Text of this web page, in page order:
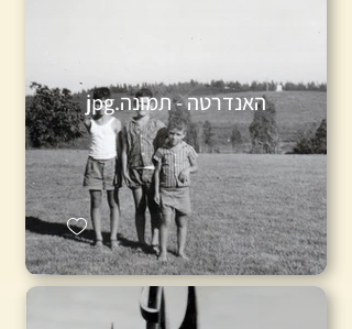
האנדרטה - תמונה.jpg